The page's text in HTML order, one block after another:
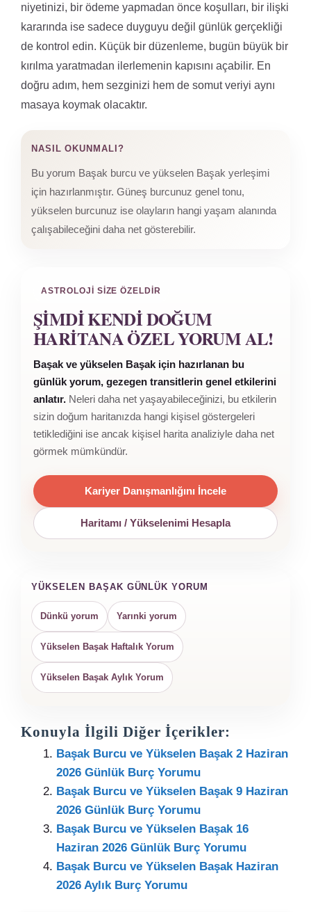
niyetinizi, bir ödeme yapmadan önce koşulları, bir ilişki
kararında ise sadece duyguyu değil günlük gerçekliği
de kontrol edin. Küçük bir düzenleme, bugün büyük bir
kırılma yaratmadan ilerlemenin kapısını açabilir. En
doğru adım, hem sezginizi hem de somut veriyi aynı
masaya koymak olacaktır.
NASIL OKUNMALI?
Bu yorum Başak burcu ve yükselen Başak yerleşimi
için hazırlanmıştır. Güneş burcunuz genel tonu,
yükselen burcunuz ise olayların hangi yaşam alanında
çalışabileceğini daha net gösterebilir.
ASTROLOJI SIZE ÖZELDIR
ŞIMDI KENDI DOĞUM
HARITANA ÖZEL YORUM AL!
Başak ve yükselen Başak için hazırlanan bu
günlük yorum, gezegen transitlerin genel etkilerini
anlatır. Neleri daha net yaşayabileceğinizi, bu etkilerin
sizin doğum haritanızda hangi kişisel göstergeleri
tetiklediğini ise ancak kişisel harita analiziyle daha net
görmek mümkündür.
Kariyer Danışmanlığını İncele
Haritamı / Yükselenimi Hesapla
YÜKSELEN BAŞAK GÜNLÜK YORUM
Dünkü yorum Yarınki yorum
Yükselen Başak Haftalık Yorum
Yükselen Başak Aylık Yorum
Konuyla İlgili Diğer İçerikler:
Başak Burcu ve Yükselen Başak 2 Haziran
2026 Günlük Burç Yorumu
Başak Burcu ve Yükselen Başak 9 Haziran
2026 Günlük Burç Yorumu
Başak Burcu ve Yükselen Başak 16
Haziran 2026 Günlük Burç Yorumu
Başak Burcu ve Yükselen Başak Haziran
2026 Aylık Burç Yorumu